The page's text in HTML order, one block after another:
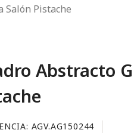
Salón Pistache
Abstracto
AGV.AG150244